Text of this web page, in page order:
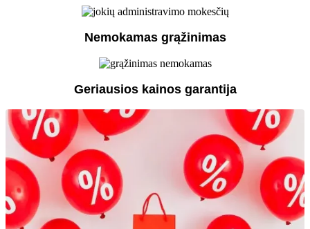
Nemokamas grąžinimas
Geriausios kainos garantija